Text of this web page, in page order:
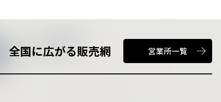
全国に広がる販売網 営業所一覧